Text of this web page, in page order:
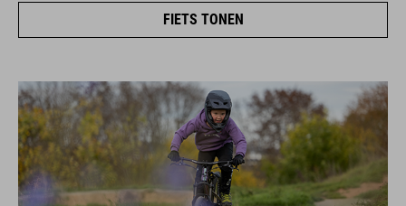
FIETS TONEN